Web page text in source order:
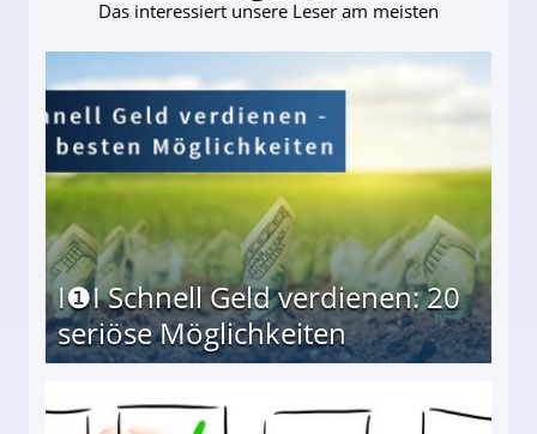
Das interessiert unsere Leser am meisten
I❶I Schnell Geld verdienen: 20
seriöse Möglichkeiten